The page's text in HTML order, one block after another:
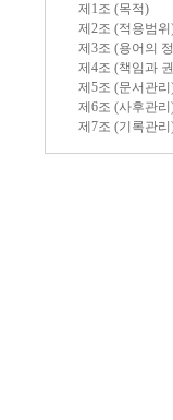
제1조 (목적)
제2조 (적용범위
제3조 (용어의
제4조 (책임과
제5조 (문서관리
제6조 (사후관리
제7조 (기록관리